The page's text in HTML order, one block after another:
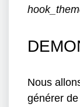
Nous
générer